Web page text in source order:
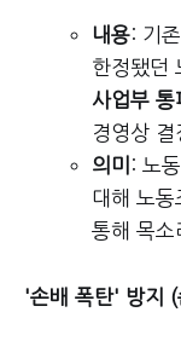
내용: 기
한정됐던
사업부 통
경영상 결
의미 : 노
대해 노동
통해 목소
'손배 폭탄' 방지